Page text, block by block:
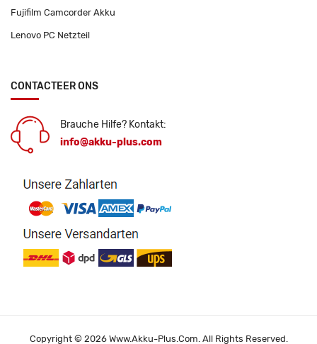
Fujifilm Camcorder Akku
Lenovo PC Netzteil
CONTACTEER ONS
Brauche Hilfe? Kontakt:
info@akku-plus.com
Copyright © 2026 Www.akku-Plus.com. All Rights Reserved.